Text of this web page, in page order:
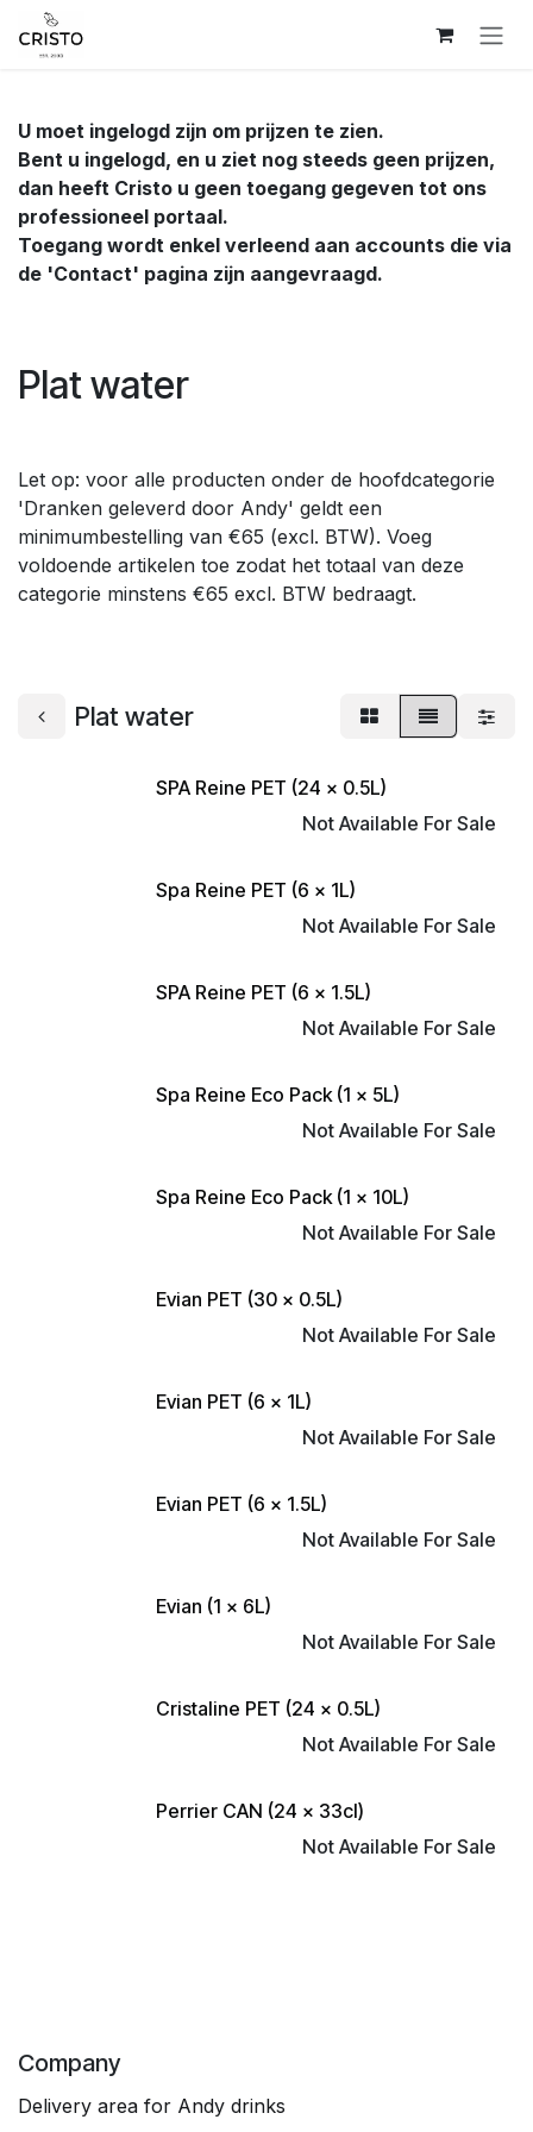
Overslaan naar inhoud
U moet ingelogd zijn om prijzen te zien.
Bent u ingelogd, en u ziet nog steeds geen prijzen,
dan heeft Cristo u geen toegang gegeven tot ons
professioneel portaal.
Toegang wordt enkel verleend aan accounts die via
de 'Contact' pagina zijn aangevraagd.
Plat water
Let op: voor alle producten onder de hoofdcategorie
'Dranken geleverd door Andy' geldt een
minimumbestelling van €65 (excl. BTW). Voeg
voldoende artikelen toe zodat het totaal van deze
categorie minstens €65 excl. BTW bedraagt.
Plat water
SPA Reine PET (24 x 0.5L)
Not Available For Sale
Spa Reine PET (6 x 1L)
Not Available For Sale
SPA Reine PET (6 x 1.5L)
Not Available For Sale
Spa Reine Eco Pack (1 x 5L)
Not Available For Sale
Spa Reine Eco Pack (1 x 10L)
Not Available For Sale
Evian PET (30 x 0.5L)
Not Available For Sale
Evian PET (6 x 1L)
Not Available For Sale
Evian PET (6 x 1.5L)
Not Available For Sale
Evian (1 x 6L)
Not Available For Sale
Cristaline PET (24 x 0.5L)
Not Available For Sale
Perrier CAN (24 x 33cl)
Not Available For Sale
Company
Delivery area for Andy drinks